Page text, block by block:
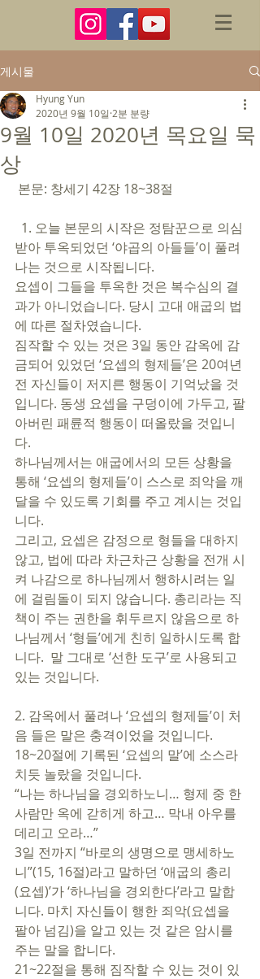
게시물
9월 10일 2020년 목요일 묵
상
Hyung Yun
2020년 9월 10일 2분 분량
본문: 창세기 42장 18~38절
받아 투옥되었던 ‘야곱의 아들들’이 풀려
나는 것으로 시작됩니다.
요셉이 그들을 투옥한 것은 복수심의 결
과가 아니었습니다. 당시 고대 애굽의 법
에 따른 절차였습니다.
짐작할 수 있는 것은 3일 동안 감옥에 감
금되어 있었던 ‘요셉의 형제들’은 20여년
전 자신들이 저지른 행동이 기억났을 것
입니다. 동생 요셉을 구덩이에 가두고, 팔
아버린 패륜적 행동이 떠올랐을 것입니
다.
하나님께서는 애굽에서의 모든 상황을
통해 ‘요셉의 형제들’이 스스로 죄악을 깨
달을 수 있도록 기회를 주고 계시는 것입
니다.
그리고, 요셉은 감정으로 형들을 대하지
않고, 법에 따라 차근차근 상황을 전개 시
켜 나감으로 하나님께서 행하시려는 일
에 걸림돌이 되지 않습니다. 총리라는 직
책이 주는 권한을 휘두르지 않음으로 하
나님께서 ‘형들’에게 친히 일하시도록 합
니다.  말 그대로 ‘선한 도구’로 사용되고
있는 것입니다.
2. 감옥에서 풀려나 ‘요셉의 형제들’이 처
음 들은 말은 충격이었을 것입니다.
18~20절에 기록된 ‘요셉의 말’에 소스라
치듯 놀랐을 것입니다.
“나는 하나님을 경외하노니… 형제 중 한
사람만 옥에 갇히게 하고… 막내 아우를
데리고 오라…”
3일 전까지 “바로의 생명으로 맹세하노
니”(15, 16절)라고 말하던 ‘애굽의 총리
(요셉)’가 ‘하나님을 경외한다’라고 말합
니다. 마치 자신들이 행한 죄악(요셉을
팔아 넘김)을 알고 있는 것 같은 암시를
주는 말을 합니다.
21~22절을 통해 짐작할 수 있는 것이 있